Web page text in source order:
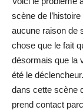
scène de
aucune raison de
chose que le fait
désormais que la
été le
dans cette scène
prend contact